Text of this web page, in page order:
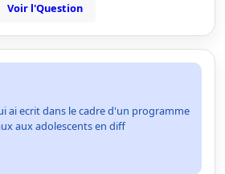
Voir l'Question
ai ecrit dans le cadre d'un programme
aux adolescents en diff